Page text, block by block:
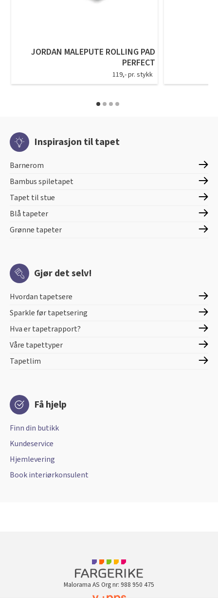
JORDAN MALEPUTE ROLLING PAD
PERFECT
119,- pr. stykk
Inspirasjon til tapet
Barnerom
Bambus spiletapet
Tapet til stue
Blå tapeter
Grønne tapeter
Gjør det selv!
Hvordan tapetsere
Sparkle før tapetsering
Hva er tapetrapport?
Våre tapettyper
Tapetlim
Få hjelp
Finn din butikk
Kundeservice
Hjemlevering
Book interiørkonsulent
Malorama AS Org nr: 988 950 475